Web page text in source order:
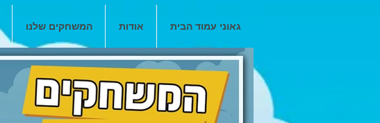
גאוני עמוד הבית אודות המשחקים שלנו